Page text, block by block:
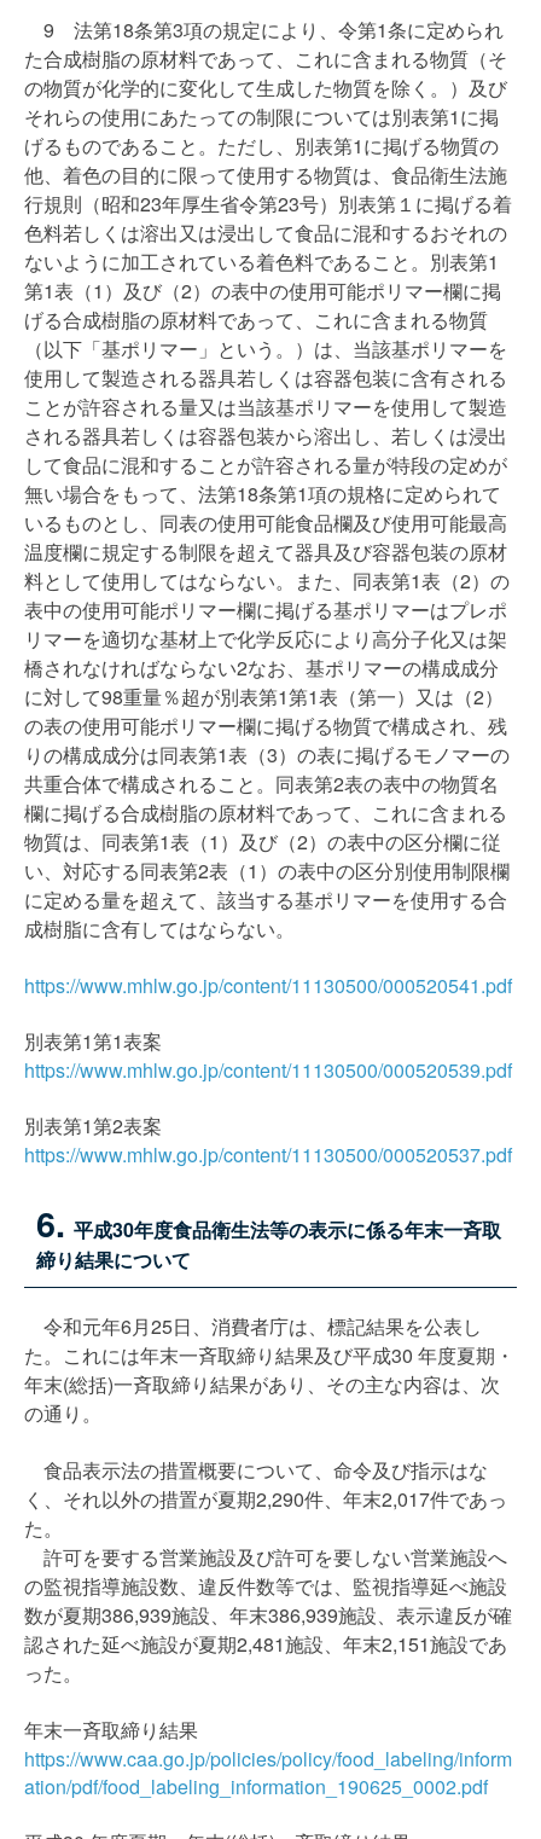
9 法第18条第3項の規定により、令第1条に定められ
た合成樹脂の原材料であって、これに含まれる物質（そ
の物質が化学的に変化して生成した物質を除く。）及び
それらの使用にあたっての制限については別表第1に掲
げるものであること。ただし、別表第1に掲げる物質の
他、着色の目的に限って使用する物質は、食品衛生法施
行規則（昭和23年厚生省令第23号）別表第１に掲げる着
色料若しくは溶出又は浸出して食品に混和するおそれの
ないように加工されている着色料であること。別表第1
第1表（1）及び（2）の表中の使用可能ポリマー欄に掲
げる合成樹脂の原材料であって、これに含まれる物質
（以下「基ポリマー」という。）は、当該基ポリマーを
使用して製造される器具若しくは容器包装に含有される
ことが許容される量又は当該基ポリマーを使用して製造
される器具若しくは容器包装から溶出し、若しくは浸出
して食品に混和することが許容される量が特段の定めが
無い場合をもって、法第18条第1項の規格に定められて
いるものとし、同表の使用可能食品欄及び使用可能最高
温度欄に規定する制限を超えて器具及び容器包装の原材
料として使用してはならない。また、同表第1表（2）の
表中の使用可能ポリマー欄に掲げる基ポリマーはプレポ
リマーを適切な基材上で化学反応により高分子化又は架
橋されなければならない2なお、基ポリマーの構成成分
に対して98重量％超が別表第1第1表（第一）又は（2）
の表の使用可能ポリマー欄に掲げる物質で構成され、残
りの構成成分は同表第1表（3）の表に掲げるモノマーの
共重合体で構成されること。同表第2表の表中の物質名
欄に掲げる合成樹脂の原材料であって、これに含まれる
物質は、同表第1表（1）及び（2）の表中の区分欄に従
い、対応する同表第2表（1）の表中の区分別使用制限欄
に定める量を超えて、該当する基ポリマーを使用する合
成樹脂に含有してはならない。
https://www.mhlw.go.jp/content/11130500/000520541.pdf
別表第1第1表案
https://www.mhlw.go.jp/content/11130500/000520539.pdf
別表第1第2表案
https://www.mhlw.go.jp/content/11130500/000520537.pdf
6. 平成30年度食品衛生法等の表示に係る年末一斉取
締り結果について
令和元年6月25日、消費者庁は、標記結果を公表し
た。これには年末一斉取締り結果及び平成30 年度夏期・
年末(総括)一斉取締り結果があり、その主な内容は、次
の通り。
食品表示法の措置概要について、命令及び指示はな
く、それ以外の措置が夏期2,290件、年末2,017件であっ
た。
許可を要する営業施設及び許可を要しない営業施設へ
の監視指導施設数、違反件数等では、監視指導延べ施設
数が夏期386,939施設、年末386,939施設、表示違反が確
認された延べ施設が夏期2,481施設、年末2,151施設であ
った。
年末一斉取締り結果
https://www.caa.go.jp/policies/policy/food_labeling/inform
ation/pdf/food_labeling_information_190625_0002.pdf